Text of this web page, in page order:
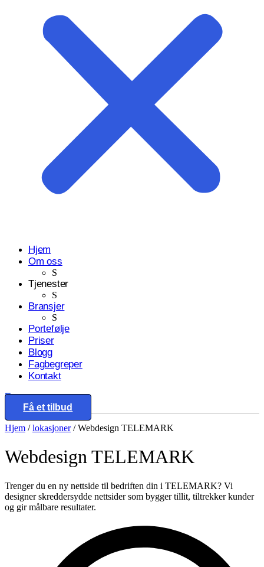
Hjem
Om oss
S
Tjenester
S
Bransjer
S
Portefølje
Priser
Blogg
Fagbegreper
Kontakt
Eng
Få et tilbud
Start prosjektet ditt med oss
Klar til å gjøre ideen din om til en kraftfull digital opplevelse?
Hjem /lokasjoner/Webdesign TELEMARK
WebdesignTELEMARK
Trenger du en ny nettside til bedriften din i TELEMARK? Vi
designer skreddersydde nettsider som bygger tillit, tiltrekker kunder
og gir målbare resultater.